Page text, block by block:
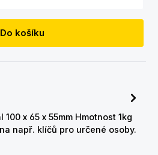
Do košíku
x 65 x 55mm Hmotnost 1kg
např. klíčů pro určené osoby.